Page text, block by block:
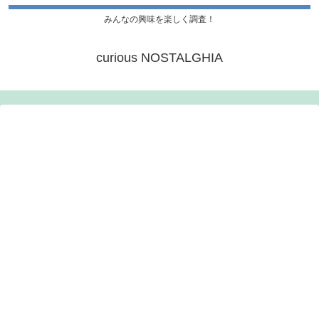
みんなの興味を楽しく調査！
curious NOSTALGHIA